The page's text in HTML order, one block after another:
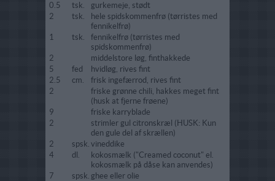
0.5
tsk.
gurkemeje, stødt
2
tsk.
hele spidskommenfrø (tørristes med
fennikelfrø)
1
tsk.
fennikelfrø (tørristes med
spidskommenfrø)
2
middelstore løg, finthakkede
5
fed
hvidløg, rives fint
2.5
cm.
frisk ingefærrod, rives fint
2
friske grønne chili, hakkes meget fint
(husk at fjerne frøene)
9
friske karryblade
2
strimler gul citronskræl (HUSK: Kun
den gule del af skrællen)
2
spsk. vineddike
4
dl.
kokosmælk ("Creamed coconut" el.
kokosmælk på dåse kan anvendes)
7
spsk. ghee eller olie